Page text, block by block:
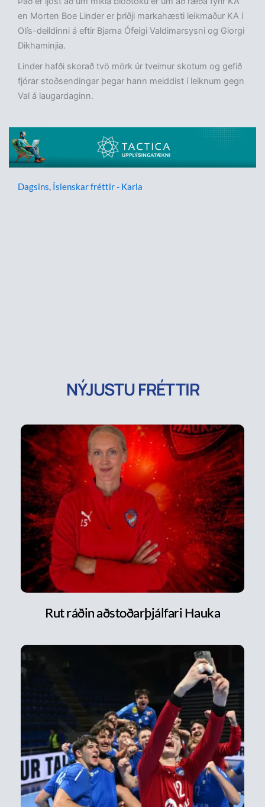
en Morten Boe Linder er þriðji markahæsti leikmaður KA í
Olís-deildinni á eftir Bjarna Ófeigi Valdimarsysni og Giorgi
Dikhaminjia.
Linder hafði skorað tvö mörk úr tveimur skotum og gefið
fjórar stoðsendingar þegar hann meiddist í leiknum gegn
Val á laugardaginn.
Dagsins, Íslenskar fréttir - Karla
NÝJUSTU FRÉTTIR
Rut ráðin aðstoðarþjálfari Hauka